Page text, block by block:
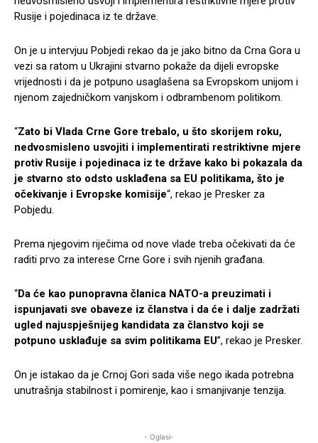
Rusije i pojedinaca iz te države.
On je u intervjuu Pobjedi rekao da je jako bitno da Crna Gora u
vezi sa ratom u Ukrajini stvarno pokaže da dijeli evropske
vrijednosti i da je potpuno usaglašena sa Evropskom unijom i
njenom zajedničkom vanjskom i odbrambenom politikom.
“Zato bi Vlada Crne Gore trebalo, u što skorijem roku,
nedvosmisleno usvojiti i implementirati restriktivne mjere
protiv Rusije i pojedinaca iz te države kako bi pokazala da
je stvarno sto odsto usklađena sa EU politikama, što je
očekivanje i Evropske komisije“, rekao je Presker za
Pobjedu.
Prema njegovim riječima od nove vlade treba očekivati da će
raditi prvo za interese Crne Gore i svih njenih građana.
“Da će kao punopravna članica NATO-a preuzimati i
ispunjavati sve obaveze iz članstva i da će i dalje zadržati
ugled najuspješnijeg kandidata za članstvo koji se
potpuno usklađuje sa svim politikama EU”, rekao je Presker.
On je istakao da je Crnoj Gori sada više nego ikada potrebna
unutrašnja stabilnost i pomirenje, kao i smanjivanje tenzija.
- Oglasi-